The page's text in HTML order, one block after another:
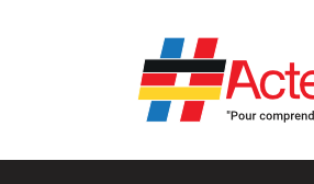
Deutsch-